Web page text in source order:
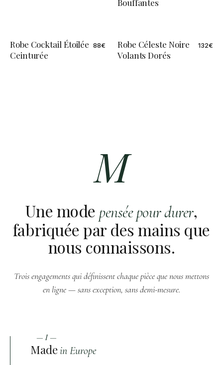
Bouffantes
ÉDITION LIMITÉE
Robe Cocktail Étoilée
Ceinturée
88€
Robe Céleste Noire
Volants Dorés
132€
M
Une mode pensée pour durer,
fabriquée par des mains que
nous connaissons.
Trois engagements qui définissent chaque pièce que nous mettons
en ligne — sans exception, sans demi-mesure.
— I —
Madein Europe